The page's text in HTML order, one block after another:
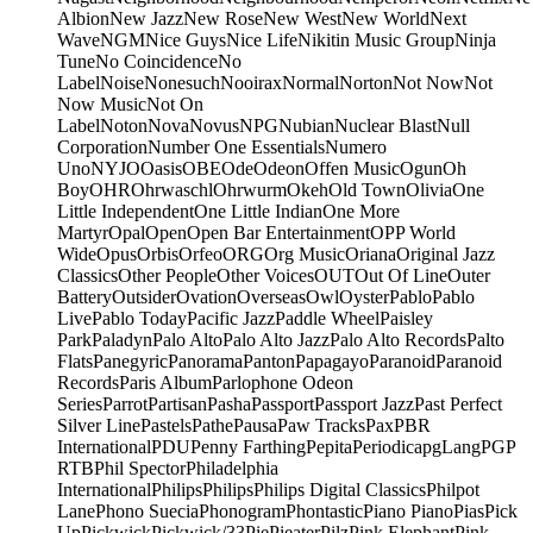
AlbionNew JazzNew RoseNew WestNew WorldNext
WaveNGMNice GuysNice LifeNikitin Music GroupNinja
TuneNo CoincidenceNo
LabelNoiseNonesuchNooiraxNormalNortonNot NowNot
Now MusicNot On
LabelNotonNovaNovusNPGNubianNuclear BlastNull
CorporationNumber One EssentialsNumero
UnoNYJOOasisOBEOdeOdeonOffen MusicOgunOh
BoyOHROhrwaschlOhrwurmOkehOld TownOliviaOne
Little IndependentOne Little IndianOne More
MartyrOpalOpenOpen Bar EntertainmentOPP World
WideOpusOrbisOrfeoORGOrg MusicOrianaOriginal Jazz
ClassicsOther PeopleOther VoicesOUTOut Of LineOuter
BatteryOutsiderOvationOverseasOwlOysterPabloPablo
LivePablo TodayPacific JazzPaddle WheelPaisley
ParkPaladynPalo AltoPalo Alto JazzPalo Alto RecordsPalto
FlatsPanegyricPanoramaPantonPapagayoParanoidParanoid
RecordsParis AlbumParlophone Odeon
SeriesParrotPartisanPashaPassportPassport JazzPast Perfect
Silver LinePastelsPathePausaPaw TracksPaxPBR
InternationalPDUPenny FarthingPepitaPeriodicapgLangPGP
RTBPhil SpectorPhiladelphia
InternationalPhilipsPhilipsPhilips Digital ClassicsPhilpot
LanePhono SueciaPhonogramPhontasticPiano PianoPiasPick